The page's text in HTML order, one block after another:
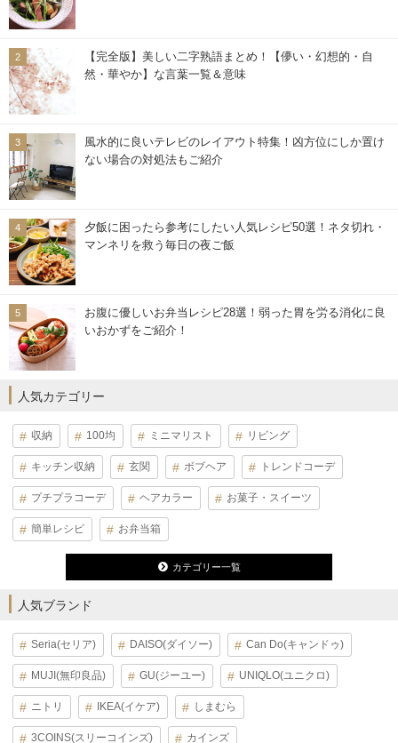
【完全版】美しい二字熟語まとめ！【儚い・幻想的・自
然・華やか】な言葉一覧＆意味
風水的に良いテレビのレイアウト特集！凶方位にしか置け
ない場合の対処法もご紹介
夕飯に困ったら参考にしたい人気レシピ50選！ネタ切れ・
マンネリを救う毎日の夜ご飯
お腹に優しいお弁当レシピ28選！弱った胃を労る消化に良
いおかずをご紹介！
人気カテゴリー
収納 100均 ミニマリスト リビング
キッチン収納 玄関 ボブヘア トレンドコーデ
プチプラコーデ ヘアカラー お菓子・スイーツ
簡単レシピ お弁当箱
カテゴリー一覧
人気ブランド
Seria(セリア) DAISO(ダイソー) Can Do(キャンドゥ)
MUJI(無印良品) GU(ジーユー) UNIQLO(ユニクロ)
ニトリ IKEA(イケア) しまむら
3COINS(スリーコインズ) カインズ